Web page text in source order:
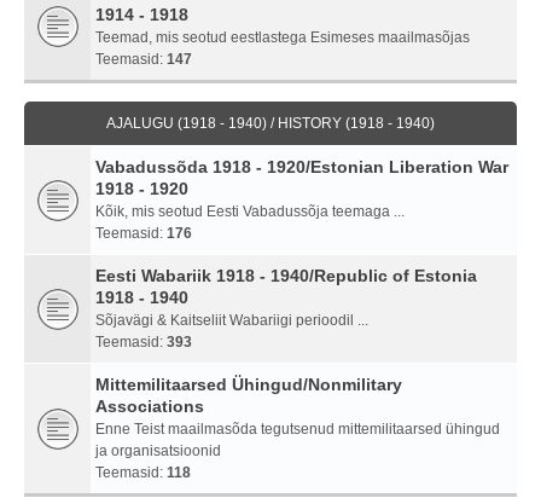
1914 - 1918
Teemad, mis seotud eestlastega Esimeses maailmasõjas
Teemasid: 147
AJALUGU (1918 - 1940) / HISTORY (1918 - 1940)
Vabadussõda 1918 - 1920/Estonian Liberation War
1918 - 1920
Kõik, mis seotud Eesti Vabadussõja teemaga ...
Teemasid: 176
Eesti Wabariik 1918 - 1940/Republic of Estonia
1918 - 1940
Sõjavägi & Kaitseliit Wabariigi perioodil ...
Teemasid: 393
Mittemilitaarsed Ühingud/Nonmilitary
Associations
Enne Teist maailmasõda tegutsenud mittemilitaarsed ühingud
ja organisatsioonid
Teemasid: 118